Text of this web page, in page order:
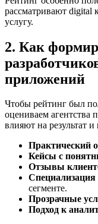
рассматривают digital
услугу.
2. Как
приложений
Чтобы рейтинг был
оцениваем агентства
влияют на результат и
Практический
Кейсы с
Отзывы
Специализация
сегменте.
Прозрачные
Подход к